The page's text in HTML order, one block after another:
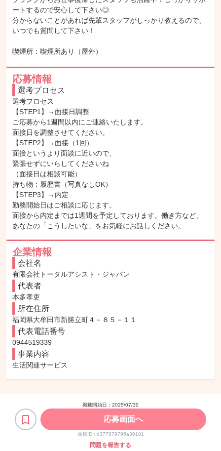
ートするので安心して下さい◎
分からないことがあれば先輩スタッフがしっかり教えるので、
いつでも質問して下さい！
喫煙所：喫煙所あり（屋外）
応募情報
選考プロセス
選考プロセス
【STEP1】→面接日調整
ご応募から1週間以内にご連絡いたします。
面接日を調整させてください。
【STEP2】→面接（1回）
面接というより面談に近いので、
緊張せずにいらしてくださいね
（面接日は相談可能）
持ち物：履歴書（写真なしOK）
【STEP3】→内定
勤務開始日はご相談に応じます。
面接から内定までは1週間を予定しております。働き方など、
あなたの「こうしたいな」をお気軽にお話しください。
企業情報
会社名
有限会社トータルアシスト・ジャパン
代表者
本多孝吏
所在住所
福岡県大牟田市新勝立町４－８５－１１
代表電話番号
0944519339
事業内容
生活関連サービス
掲載開始日： 2025/07/30
応募画面へ
原稿ID : d377879795a39101
問題を報告する